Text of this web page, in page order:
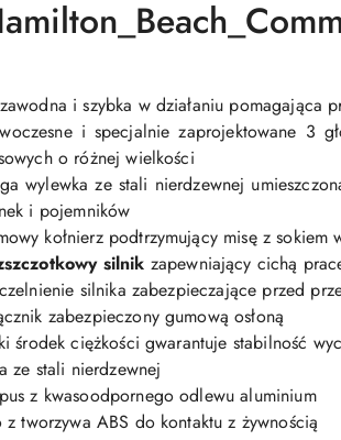
i szybka w działaniu pomagająca
i specjalnie zaprojektowane 3
o różnej wielkości
wylewka ze stali nierdzewnej
i pojemników
kołnierz podtrzymujący misę z
silnik zapewniający cichą
silnika zabezpieczające przed
zabezpieczony gumową osłoną
środek ciężkości gwarantuje stabilność
ze stali nierdzewnej
z kwasoodpornego odlewu aluminium
z tworzywa ABS do kontaktu z żywnością